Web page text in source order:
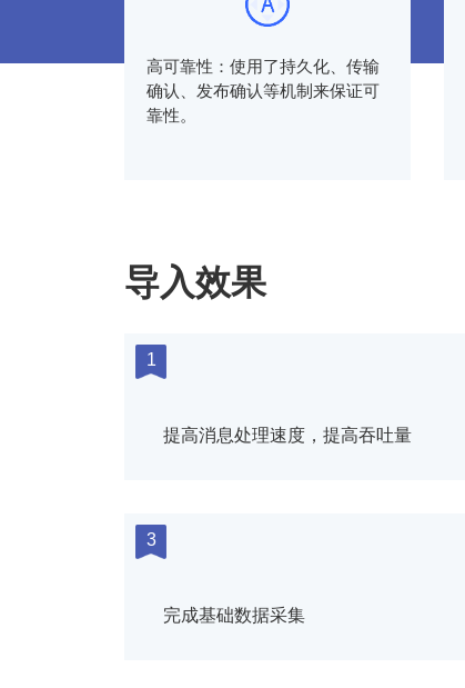
高可靠性：使用了持久化、传输
确认、发布确认等机制来保证可
靠性。
导入效果
1
提高消息处理速度，提高吞吐量
3
完成基础数据采集